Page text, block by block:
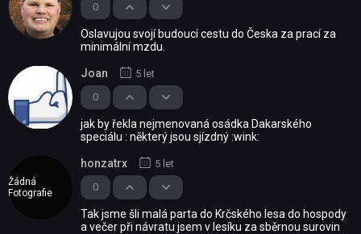
0
Oslavujou svojí budoucí cestu do Česka za prací za
minimální mzdu.
0
Joan 5 let
jak by řekla nejmenovaná osádka Dakarského
speciálu : některý jsou sjízdný :wink:
Žádná
Fotografie
0
honzatrx 5 let
Tak jsme šli malá parta do Krčského lesa do hospody
a večer při návratu jsem v lesíku za sběrnou surovin